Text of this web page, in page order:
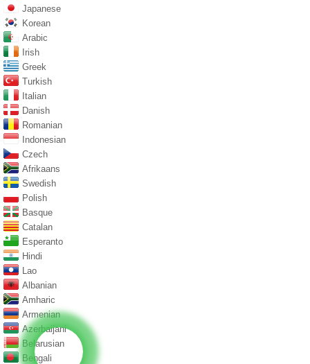
Japanese
Korean
Arabic
Irish
Greek
Turkish
Italian
Danish
Romanian
Indonesian
Czech
Afrikaans
Swedish
Polish
Basque
Catalan
Esperanto
Hindi
Lao
Albanian
Amharic
Armenian
Azerbaijani
Belarusian
Bengali